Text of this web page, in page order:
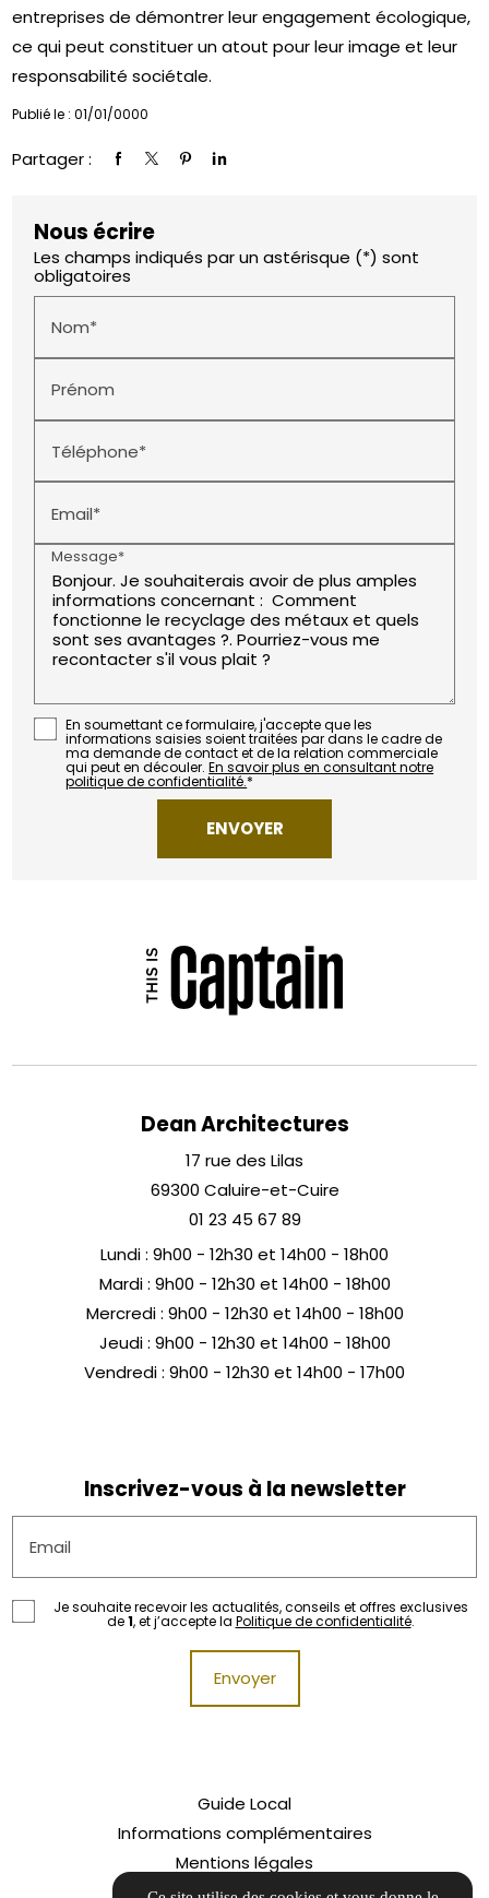
entreprises de démontrer leur engagement écologique,
ce qui peut constituer un atout pour leur image et leur
responsabilité sociétale.
Publié le : 01/01/0000
Partager :
Nous écrire
Les champs indiqués par un astérisque (*) sont
obligatoires
Nom*
Prénom
Téléphone*
Email*
Message*
En soumettant ce formulaire, j'accepte que les
informations saisies soient traitées pardans le cadre de
ma demande de contact et de la relation commerciale
qui peut en découler.En savoir plus en consultant notre
politique de confidentialité.*
Dean Architectures
17 rue des Lilas
69300 Caluire-et-Cuire
01 23 45 67 89
Lundi : 9h00 - 12h30 et 14h00 - 18h00
Mardi : 9h00 - 12h30 et 14h00 - 18h00
Mercredi : 9h00 - 12h30 et 14h00 - 18h00
Jeudi : 9h00 - 12h30 et 14h00 - 18h00
Vendredi : 9h00 - 12h30 et 14h00 - 17h00
Inscrivez-vous à la newsletter
Email
Je souhaite recevoir les actualités, conseils et offres exclusives
de1, et j’accepte la Politique de confidentialité.
Guide Local
Informations complémentaires
Mentions légales
Politique de confidentialité